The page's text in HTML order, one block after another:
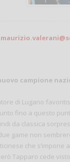
campione
di Lugano
fino a questo
da classica
game non
che s’impone
Tapparo cede